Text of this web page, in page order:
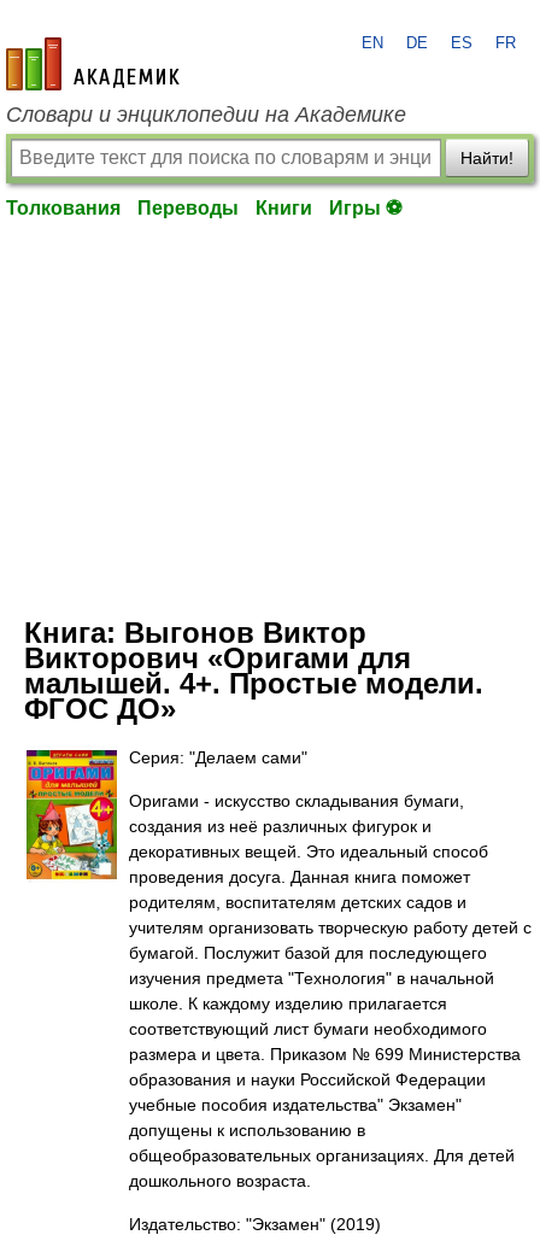
academic.ru
EN DE ES FR
Словари и энциклопедии на Академике
Найти!
Толкования Переводы Книги Игры ⚽
Книга: Выгонов Виктор
Викторович «Оригами для
малышей. 4+. Простые модели.
ФГОС ДО»
Серия: "Делаем сами"
Оригами - искусство складывания бумаги,
создания из неё различных фигурок и
декоративных вещей. Это идеальный способ
проведения досуга. Данная книга поможет
родителям, воспитателям детских садов и
учителям организовать творческую работу детей с
бумагой. Послужит базой для последующего
изучения предмета "Технология" в начальной
школе. К каждому изделию прилагается
соответствующий лист бумаги необходимого
размера и цвета. Приказом № 699 Министерства
образования и науки Российской Федерации
учебные пособия издательства" Экзамен"
допущены к использованию в
общеобразовательных организациях. Для детей
дошкольного возраста.
Издательство: "Экзамен" (2019)